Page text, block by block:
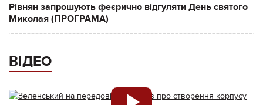
Рівнян запрошують феєрично відгуляти День святого
Миколая (ПРОГРАМА)
ВІДЕО